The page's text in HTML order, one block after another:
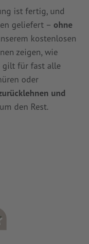
ist fertig, und
geliefert – ohne
kostenlosen
zeigen, wie
gilt für fast alle
oder
und
den Rest.